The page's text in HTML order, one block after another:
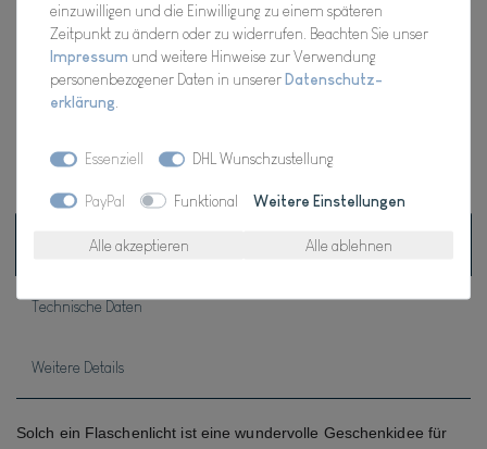
In den Warenkorb
Wunschliste
* inkl. ges. MwSt. zzgl.Versandkosten
Beschreibung
Technische Daten
Weitere Details
Solch ein Flaschenlicht ist eine wundervolle Geschenkidee für
einzuwilligen und die Einwilligung zu einem späteren
Zeitpunkt zu ändern oder zu widerrufen. Beachten Sie unser
Impressum und weitere Hinweise zur Verwendung
personenbezogener Daten in unsererDaten­schutz­
erklärung
Essenziell DHL Wunschzustellung
PayPal Funktional Weitere Einstellungen
Alle akzeptieren Alle ablehnen